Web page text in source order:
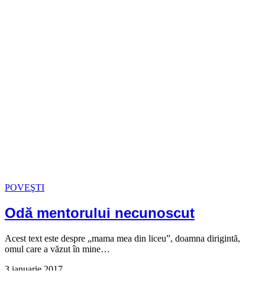
POVEŞTI
Odă mentorului necunoscut
Acest text este despre „mama mea din liceu”, doamna dirigintă,
omul care a văzut în mine…
3 ianuarie 2017